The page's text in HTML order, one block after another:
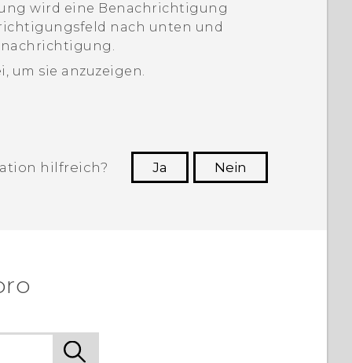
wird eine Benachrichtigung
nach unten und
um sie anzuzeigen.
hilfreich? Ja
Nein